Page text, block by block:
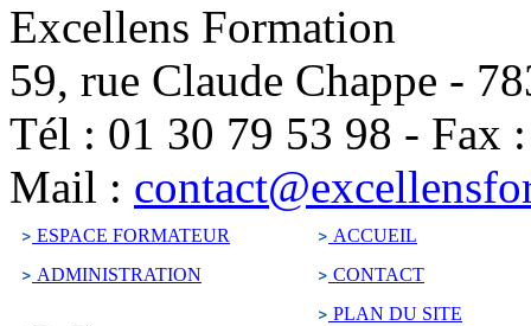
Excellens Formation
59, rue Claude Chappe -
Tél : 01 30 79 53 98 - Fax
Mail :
ESPACE FORMATEUR
ACCUEIL
ADMINISTRATION
CONTACT
PLAN DU SITE